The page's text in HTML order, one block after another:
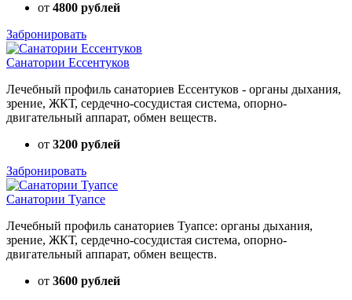
от 4800 рублей
Забронировать
Санатории Ессентуков
Лечебный профиль санаториев Ессентуков - органы дыхания,
зрение, ЖКТ, сердечно-сосудистая система, опорно-
двигательный аппарат, обмен веществ.
от 3200 рублей
Забронировать
Санатории Туапсе
Лечебный профиль санаториев Туапсе: органы дыхания,
зрение, ЖКТ, сердечно-сосудистая система, опорно-
двигательный аппарат, обмен веществ.
от 3600 рублей